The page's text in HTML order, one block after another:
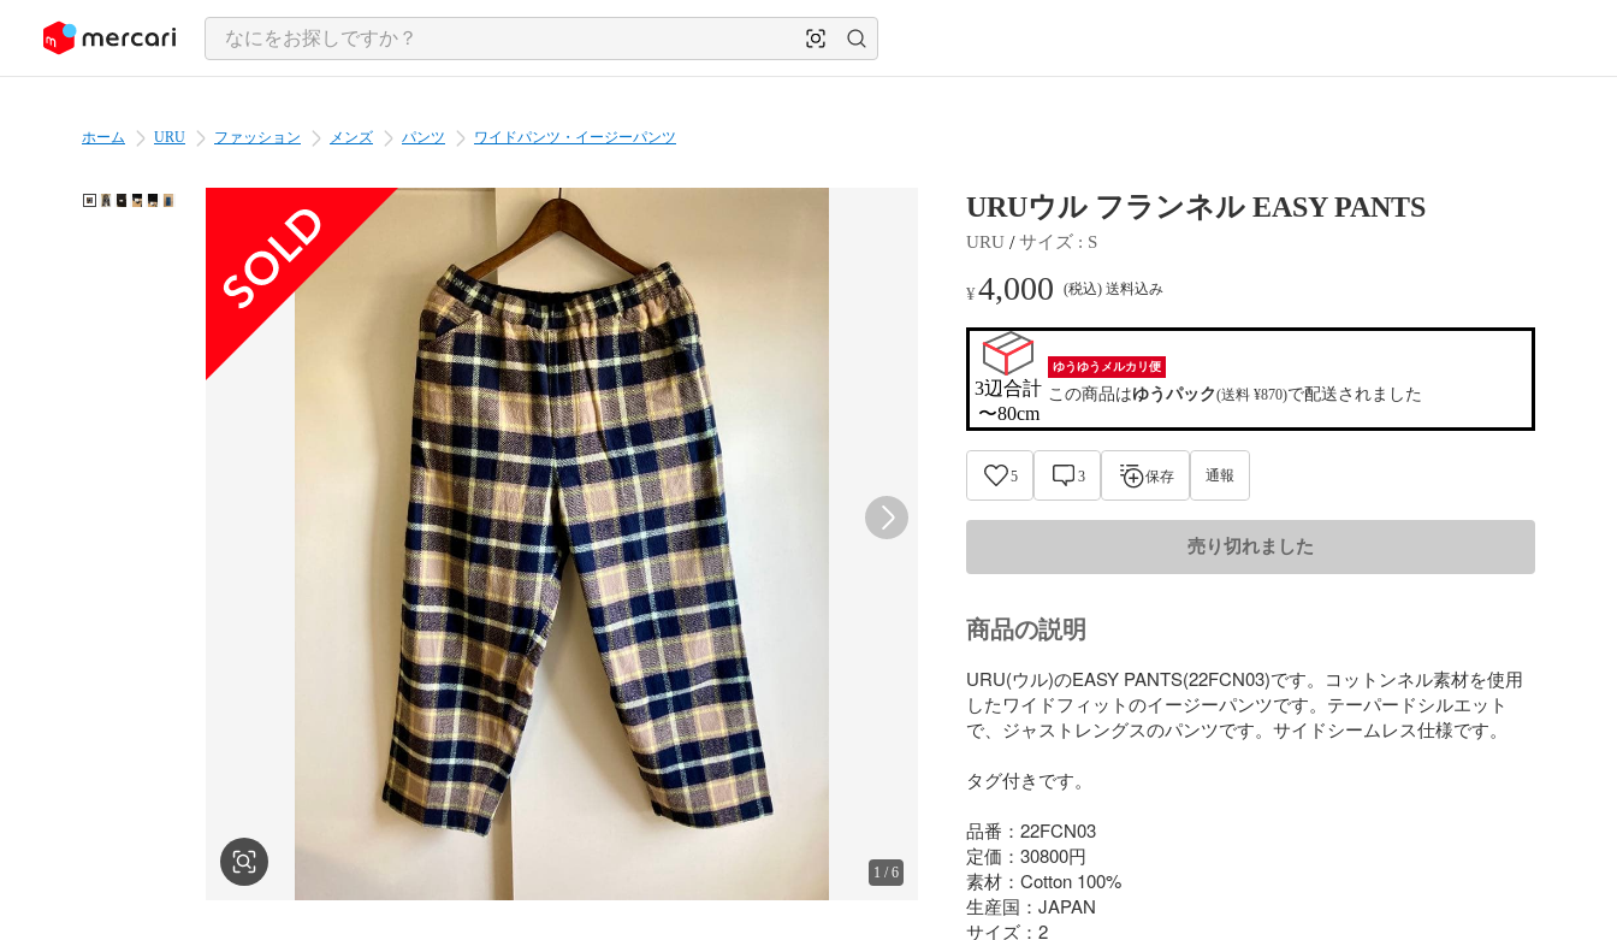
ツにスキップ
ホーム URU ファッション メンズ パンツ ワイドパンツ・イージーパンツ
1 /6
URUウル フランネル EASY PANTS
URU / サイズ : S
¥4,000 (税込) 送料込み
3辺合計
〜80cm
ゆうゆうメルカリ便
この商品はゆうパック(送料 ¥870)で配送されました
5 3 保存 通報
売り切れました
商品の説明
URU(ウル)のEASY PANTS(22FCN03)です。コットンネル素材を使用
したワイドフィットのイージーパンツです。テーパードシルエット
で、ジャストレングスのパンツです。サイドシームレス仕様です。
タグ付きです。
品番：22FCN03
定価：30800円
素材：Cotton 100%
生産国：JAPAN
サイズ：2